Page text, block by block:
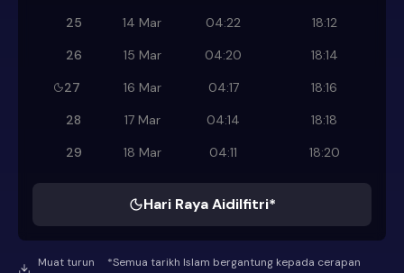
25
14 Mar 04:22
18:12
26
15 Mar 04:20
18:14
27
16 Mar 04:17
18:16
28
17 Mar 04:14
18:18
29
18 Mar 04:11 18:20
Hari Raya Aidilfitri*
Muat turun
*Semua tarikh Islam bergantung kepada cerapan